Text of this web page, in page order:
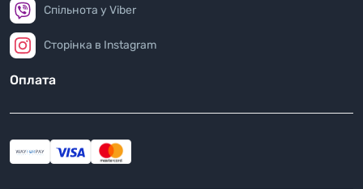
Спільнота у Viber
Сторінка в Instagram
Оплата